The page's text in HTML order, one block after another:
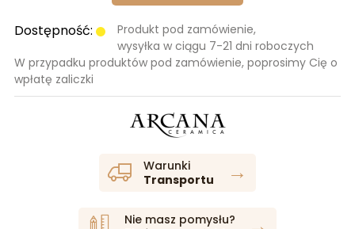
Dostępność:
Produkt pod zamówienie,
wysyłka w ciągu 7-21 dni roboczych
W przypadku produktów pod zamówienie, poprosimy Cię o
wpłatę zaliczki
Warunki
Transportu
→
Nie masz pomysłu?